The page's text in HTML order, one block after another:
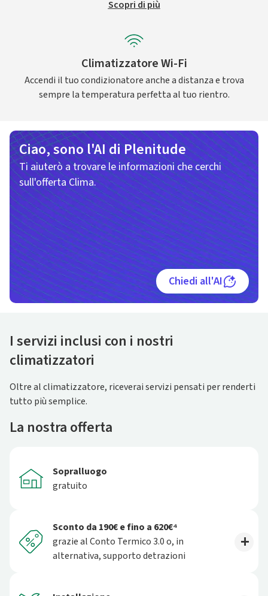
Scopri di più
Climatizzatore Wi-Fi
Accendi il tuo condizionatore anche a distanza e trova
sempre la temperatura perfetta al tuo rientro.
Ciao, sono l'AI di Plenitude
Ti aiuterò a trovare le informazioni che cerchi
sull'offerta Clima.
Chiedi all'AI
I servizi inclusi con i nostri
climatizzatori
Oltre al climatizzatore, riceverai servizi pensati per renderti
tutto più semplice.
La nostra offerta
Sopralluogo
gratuito
Sconto da 190€ e fino a 620€⁴
grazie al Conto Termico 3.0 o, in
alternativa, supporto detrazioni